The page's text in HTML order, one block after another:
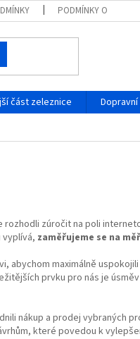
PODMÍNKY
část zeleznice
zúročit na poli
zaměřujeme se na
abychom maximálně
prvku pro nás je
nákup a prodej vybraných
které povedou k